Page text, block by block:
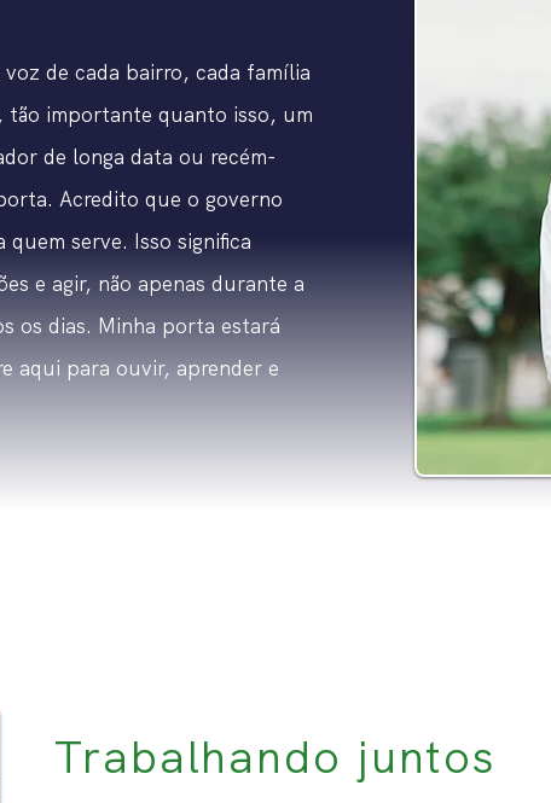
de cada bairro, cada família
tão importante quanto isso, um
de longa data ou recém-
Acredito que o governo
serve. Isso significa
e agir, não apenas durante a
os dias. Minha porta estará
aqui para ouvir, aprender e
Trabalhando juntos